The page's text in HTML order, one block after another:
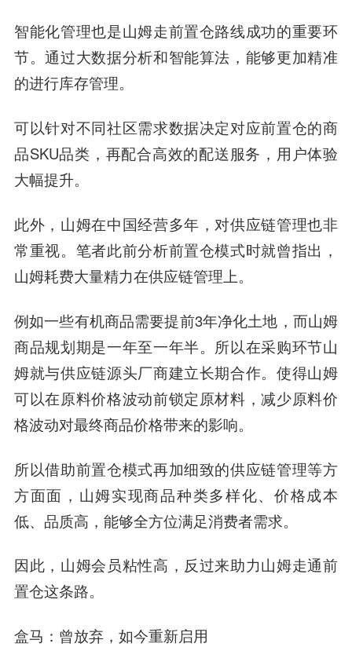
智能化管理也是山姆走前置仓路线成功的重要环
节。通过大数据分析和智能算法，能够更加精准
的进行库存管理。
可以针对不同社区需求数据决定对应前置仓的商
品SKU品类，再配合高效的配送服务，用户体验
大幅提升。
此外，山姆在中国经营多年，对供应链管理也非
常重视。笔者此前分析前置仓模式时就曾指出，
山姆耗费大量精力在供应链管理上。
例如一些有机商品需要提前3年净化土地，而山姆
商品规划期是一年至一年半。所以在采购环节山
姆就与供应链源头厂商建立长期合作。使得山姆
可以在原料价格波动前锁定原材料，减少原料价
格波动对最终商品价格带来的影响。
所以借助前置仓模式再加细致的供应链管理等方
方面面，山姆实现商品种类多样化、价格成本
低、品质高，能够全方位满足消费者需求。
因此，山姆会员粘性高，反过来助力山姆走通前
置仓这条路。
盒马：曾放弃，如今重新启用